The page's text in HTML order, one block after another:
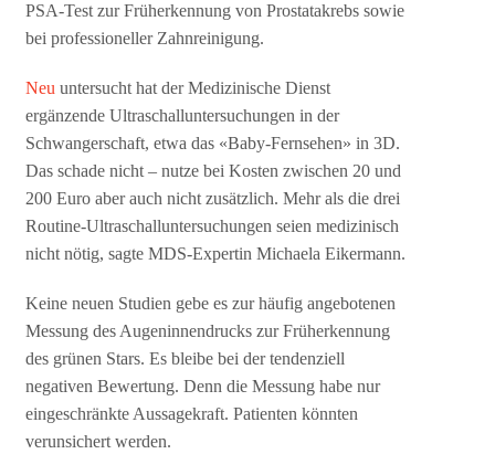
PSA-Test zur Früherkennung von Prostatakrebs sowie
bei professioneller Zahnreinigung.
Neu untersucht hat der Medizinische Dienst
ergänzende Ultraschalluntersuchungen in der
Schwangerschaft, etwa das «Baby-Fernsehen» in 3D.
Das schade nicht – nutze bei Kosten zwischen 20 und
200 Euro aber auch nicht zusätzlich. Mehr als die drei
Routine-Ultraschalluntersuchungen seien medizinisch
nicht nötig, sagte MDS-Expertin Michaela Eikermann.
Keine neuen Studien gebe es zur häufig angebotenen
Messung des Augeninnendrucks zur Früherkennung
des grünen Stars. Es bleibe bei der tendenziell
negativen Bewertung. Denn die Messung habe nur
eingeschränkte Aussagekraft. Patienten könnten
verunsichert werden.